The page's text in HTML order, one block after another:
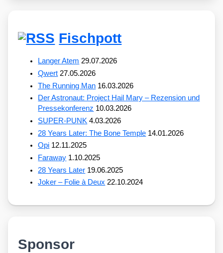
Fischpott
Langer Atem 29.07.2026
Qwert 27.05.2026
The Running Man 16.03.2026
Der Astronaut: Project Hail Mary – Rezension und
Pressekonferenz 10.03.2026
SUPER-PUNK 4.03.2026
28 Years Later: The Bone Temple 14.01.2026
Opi 12.11.2025
Faraway 1.10.2025
28 Years Later 19.06.2025
Joker – Folie à Deux 22.10.2024
Sponsor